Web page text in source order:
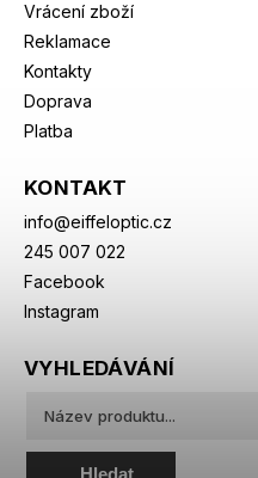
Vrácení zboží
Reklamace
Kontakty
Doprava
Platba
KONTAKT
info@eiffeloptic.cz
245 007 022
Facebook
Instagram
VYHLEDÁVÁNÍ